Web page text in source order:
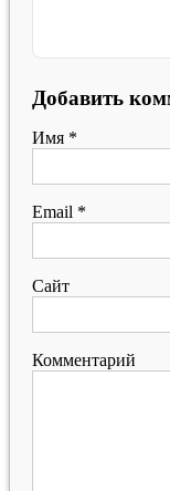
Добавить
Имя *
Email *
Сайт
Комментарий